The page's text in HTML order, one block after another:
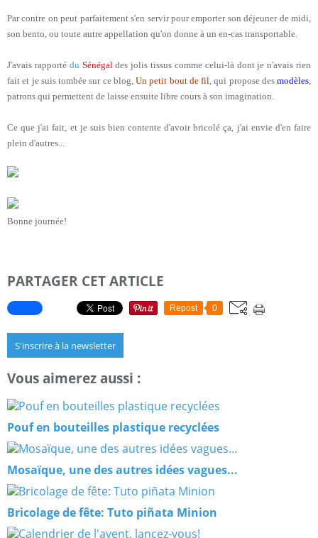
Par contre on peut parfaitement s'en servir pour emporter son déjeuner de midi,
son bento, ou toute autre appellation qu'on donne à un en-cas transportable.
J'avais rapporté du Sénégal des jolis tissus comme celui-là dont je n'avais rien
fait et je suis tombée sur ce blog, Un petit bout de fil , qui propose des modèles
patrons qui permettent de laisse ensuite libre cours à son imagination.
Ce que j'ai fait, et je suis bien contente d'avoir bricolé ça, j'ai envie d'en faire
plein d'autres...
Bonne journée!
PARTAGER CET ARTICLE
Repost 0
S'inscrire à la newsletter
Vous aimerez aussi :
Pouf en bouteilles plastique recyclées
Mosaïque, une des autres idées vagues...
Bricolage de fête: Tuto piñata Minion